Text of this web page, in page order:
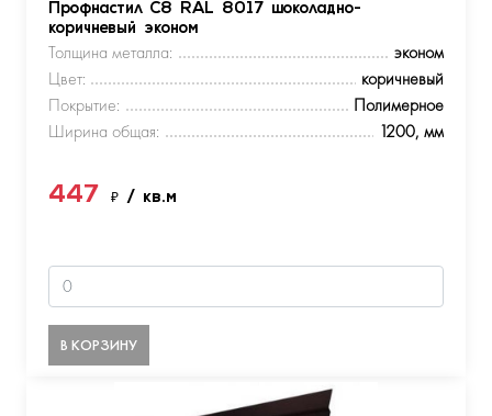
Профнастил С8 RAL 8017 шоколадно-
коричневый эконом
Толщина металла:
эконом
Цвет:
коричневый
Покрытие:
Полимерное
Ширина общая:
1200, мм
447 ₽ / кв.м
В КОРЗИНУ